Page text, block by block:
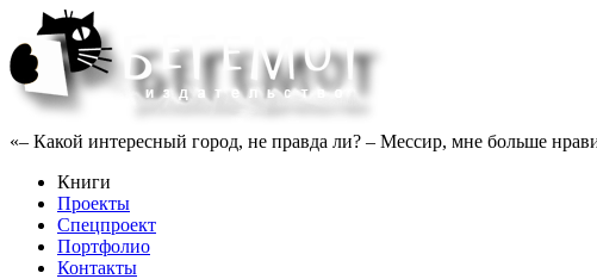
«– Какой интересный город, не правда ли? – Мессир, мне больше
Книги
Проекты
Спецпроект
Портфолио
Контакты